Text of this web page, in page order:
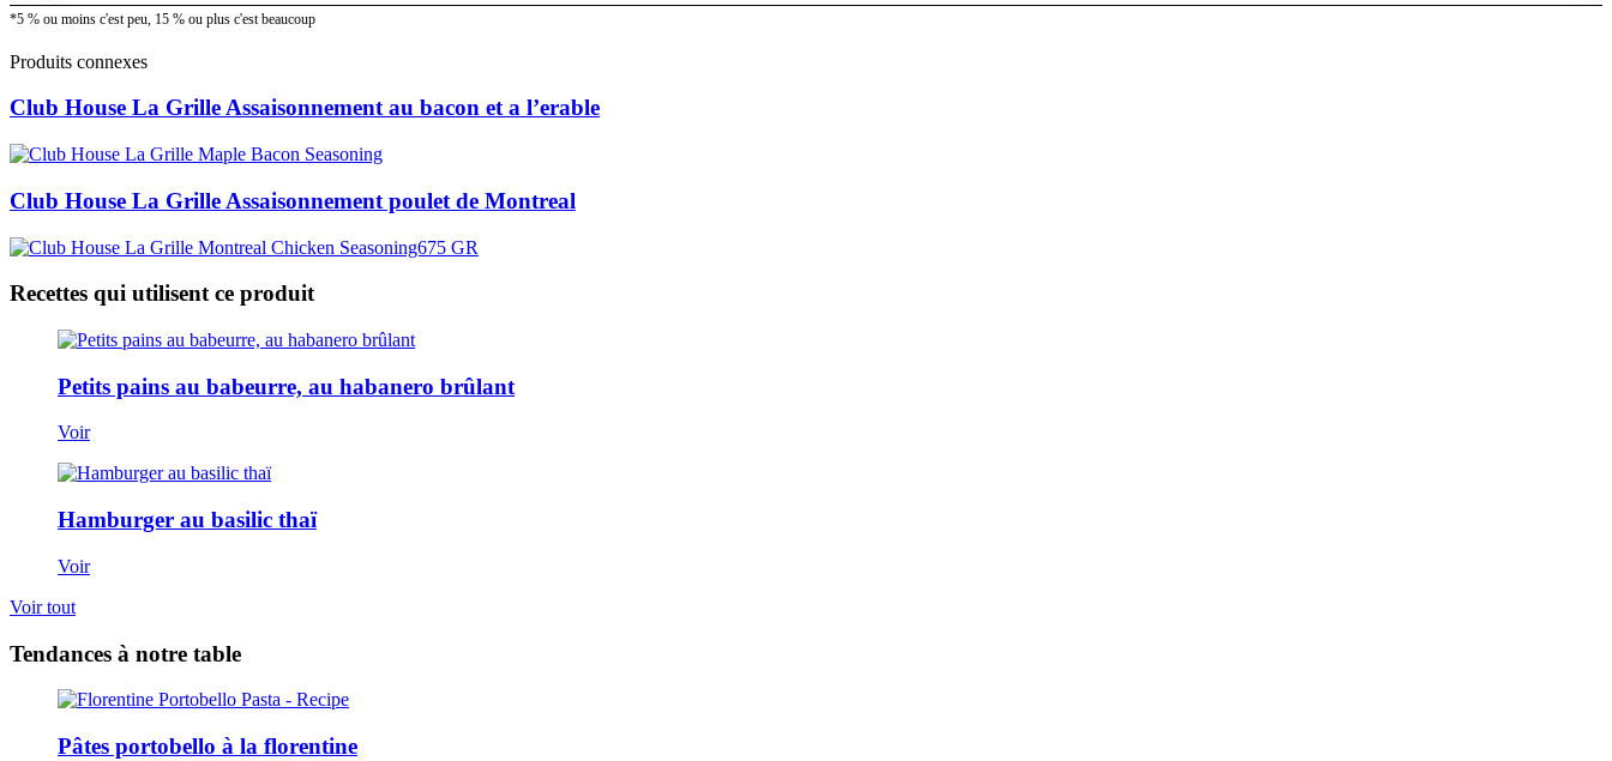
*5 % ou moins c'est peu, 15 % ou plus c'est beaucoup
Produits connexes
Club House La Grille Assaisonnement au bacon et a l’erable
Club House La Grille Assaisonnement poulet de Montreal
Recettes qui utilisent ce produit
Petits pains au babeurre, au habanero brûlant
Voir
Hamburger au basilic thaï
Voir
Voir tout
Tendances à notre table
Pâtes portobello à la florentine